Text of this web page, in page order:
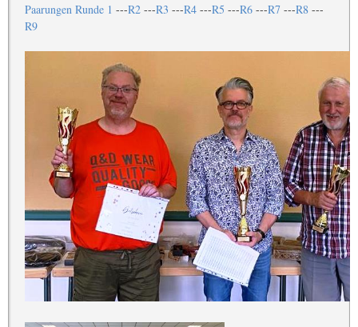
Paarungen Runde 1 ---R2---R3 ---R4---R5 ---R6---R7---R8---
R9